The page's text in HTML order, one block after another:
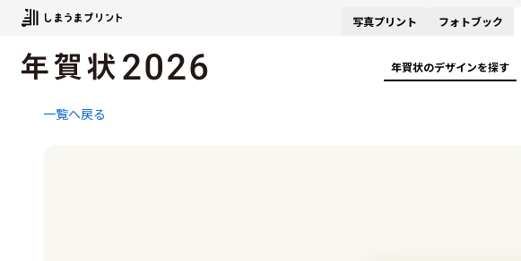
写真プリント フォトブック
年賀状のデザインを探す
一覧へ戻る